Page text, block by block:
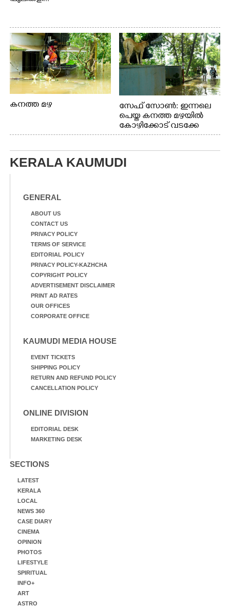
കനത്ത മഴ
സേഫ് സോൺ: ഇന്നലെ
പെയ്ത കനത്ത മഴയിൽ
കോഴിക്കോട് വടക്കേ
വയലിൽ വെള്ളം
വെള്ളത്തിലൂടെ
KERALA KAUMUDI
GENERAL
ABOUT US
CONTACT US
PRIVACY POLICY
TERMS OF SERVICE
EDITORIAL POLICY
PRIVACY POLICY-KAZHCHA
COPYRIGHT POLICY
ADVERTISEMENT DISCLAIMER
PRINT AD RATES
OUR OFFICES
CORPORATE OFFICE
KAUMUDI MEDIA HOUSE
EVENT TICKETS
SHIPPING POLICY
RETURN AND REFUND POLICY
CANCELLATION POLICY
ONLINE DIVISION
EDITORIAL DESK
MARKETING DESK
SECTIONS
LATEST
KERALA
LOCAL
NEWS 360
CASE DIARY
CINEMA
OPINION
PHOTOS
LIFESTYLE
SPIRITUAL
INFO+
ART
ASTRO